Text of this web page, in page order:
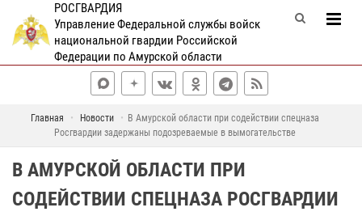
РОСГВАРДИЯ
Управление Федеральной службы войск
национальной гвардии Российской
Федерации по Амурской области
Главная Новости
В Амурской области при содействии спецназа
Росгвардии задержаны подозреваемые в вымогательстве
В АМУРСКОЙ ОБЛАСТИ ПРИ
СОДЕЙСТВИИ СПЕЦНАЗА РОСГВАРДИИ